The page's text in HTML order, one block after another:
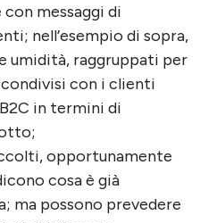
messaggi di
nell’esempio di sopra,
umidità, raggruppati per
con i clienti
in termini di
opportunamente
cosa è già
ma possono prevedere